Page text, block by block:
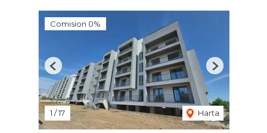
Comision 0%
1 /17 Harta
Previous Next